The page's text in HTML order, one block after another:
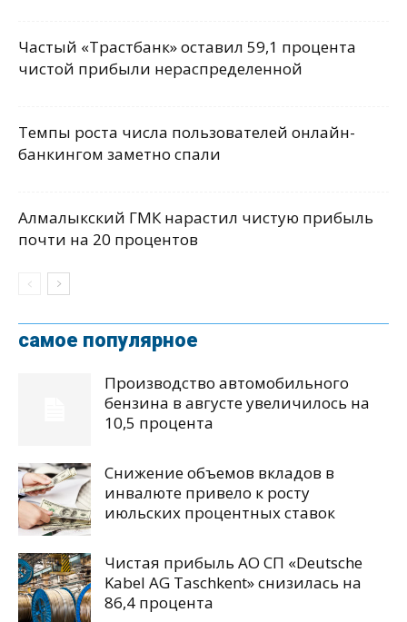
Частый «Трастбанк» оставил 59,1 процента
чистой прибыли нераспределенной
Темпы роста числа пользователей онлайн-
банкингом заметно спали
Алмалыкский ГМК нарастил чистую прибыль
почти на 20 процентов
самое популярное
Производство автомобильного
бензина в августе увеличилось на
10,5 процента
Снижение объемов вкладов в
инвалюте привело к росту
июльских процентных ставок
Чистая прибыль АО СП «Deutsche
Kabel AG Taschkent» снизилась на
86,4 процента